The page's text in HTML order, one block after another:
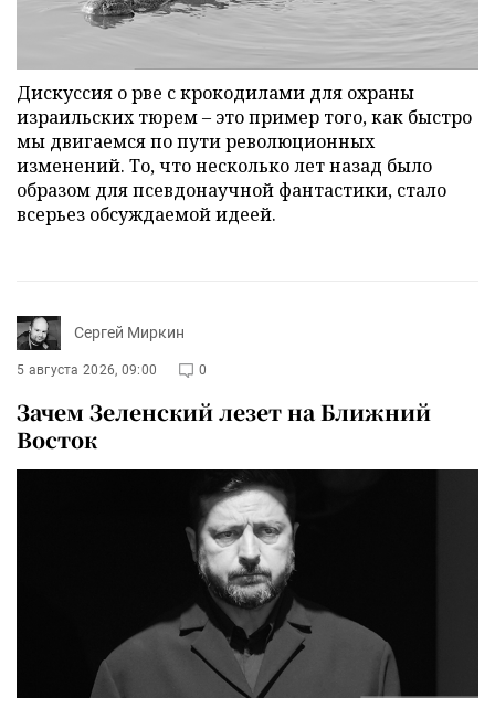
Дискуссия о рве с крокодилами для охраны
израильских тюрем – это пример того, как быстро
мы двигаемся по пути революционных
изменений. То, что несколько лет назад было
образом для псевдонаучной фантастики, стало
всерьез обсуждаемой идеей.
Сергей Миркин
5 августа 2026, 09:00 0
Зачем Зеленский лезет на Ближний
Восток